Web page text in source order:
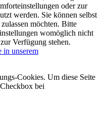
oder zur
werden. Sie können selbst
möchten. Bitte
womöglich nicht
Verfügung stehen.
in unserem
Cookies. Um diese Seite
bei